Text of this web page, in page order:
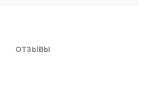
ОТЗЫВЫ